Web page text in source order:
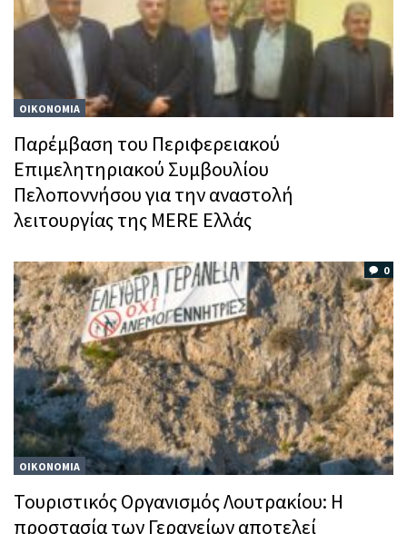
ΟΙΚΟΝΟΜΙΑ
Παρέμβαση του Περιφερειακού
Επιμελητηριακού Συμβουλίου
Πελοποννήσου για την αναστολή
λειτουργίας της MERE Ελλάς
0
ΟΙΚΟΝΟΜΙΑ
Τουριστικός Οργανισμός Λουτρακίου: Η
προστασία των Γερανείων αποτελεί